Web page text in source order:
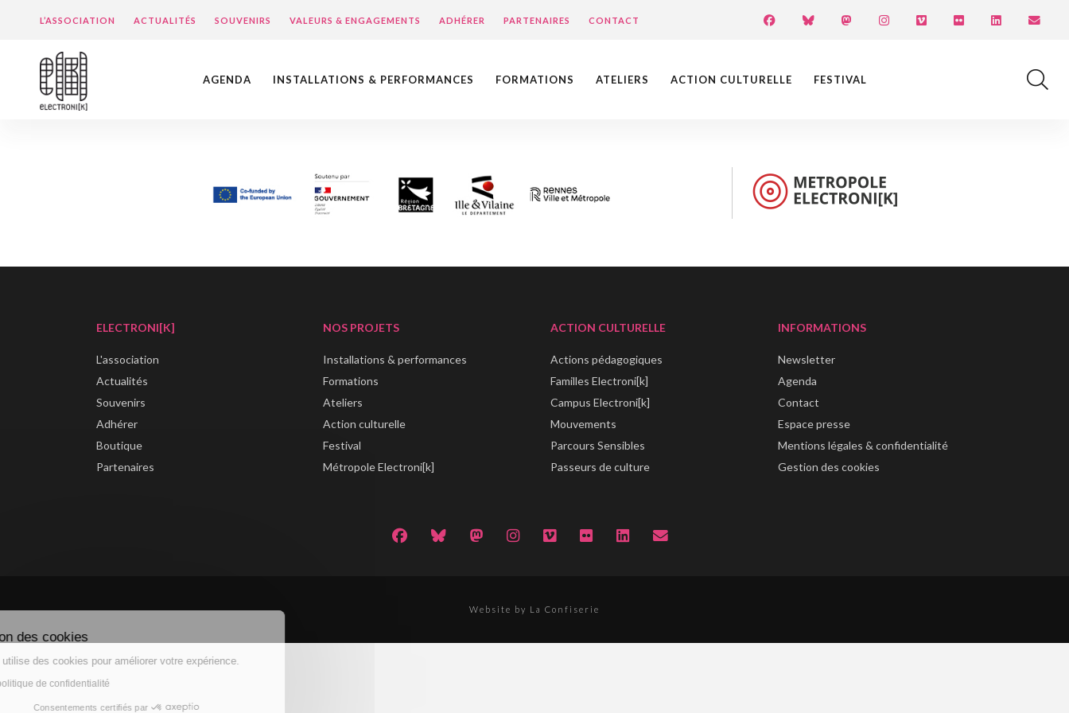
L’ASSOCIATION ACTUALITÉS SOUVENIRS VALEURS & ENGAGEMENTS ADHÉRER PARTENAIRES CONTACT
AGENDA INSTALLATIONS & PERFORMANCES FORMATIONS ATELIERS ACTION CULTURELLE FESTIVAL
ELECTRONI[K]
L'association
Actualités
Souvenirs
Adhérer
Boutique
Partenaires
NOS PROJETS
Installations & performances
Formations
Ateliers
Action culturelle
Festival
Métropole Electroni[k]
ACTION CULTURELLE
Actions pédagogiques
Familles Electroni[k]
Campus Electroni[k]
Mouvements
Parcours Sensibles
Passeurs de culture
INFORMATIONS
Newsletter
Agenda
Contact
Espace presse
Mentions légales & confidentialité
Gestion des cookies
Website by La Confiserie
Gestion des cookies
Ce site utilise des cookies pour améliorer votre expérience.
Lire la politique de confidentialité
Consentements certifiés par